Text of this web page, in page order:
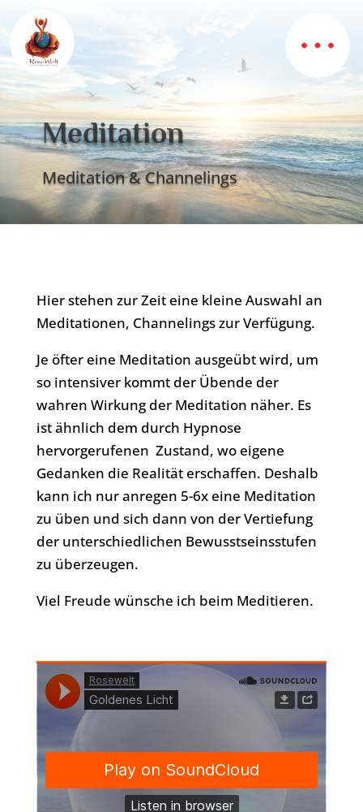
Meditation
Meditation & Channelings
Hier stehen zur Zeit eine kleine Auswahl an
Meditationen, Channelings zur Verfügung.
Je öfter eine Meditation ausgeübt wird, um
so intensiver kommt der Übende der
wahren Wirkung der Meditation näher. Es
ist ähnlich dem durch Hypnose
hervorgerufenen Zustand, wo eigene
Gedanken die Realität erschaffen. Deshalb
kann ich nur anregen 5-6x eine Meditation
zu üben und sich dann von der Vertiefung
der unterschiedlichen Bewusstseinsstufen
zu überzeugen.
Viel Freude wünsche ich beim Meditieren.